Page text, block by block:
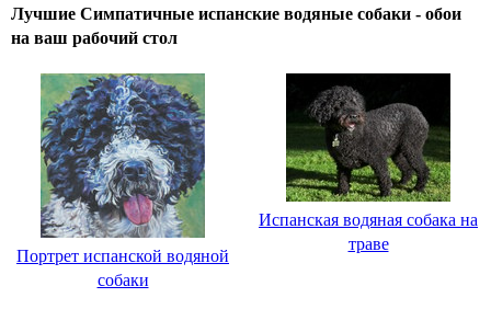
Лучшие Симпатичные испанские водяные собаки - обои
на ваш рабочий стол
Портрет испанской водяной
собаки
Испанская водяная собака на
траве